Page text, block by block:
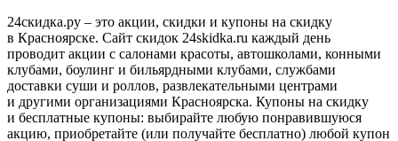
24скидка.ру – это акции, скидки и купоны на скидку
в Красноярске. Сайт скидок 24skidka.ru каждый день
проводит акции с салонами красоты, автошколами, конными
клубами, боулинг и бильярдными клубами, службами
доставки суши и роллов, развлекательными центрами
и другими организациями Красноярска. Купоны на скидку
и бесплатные купоны: выбирайте любую понравившуюся
акцию, приобретайте (или получайте бесплатно) любой купон